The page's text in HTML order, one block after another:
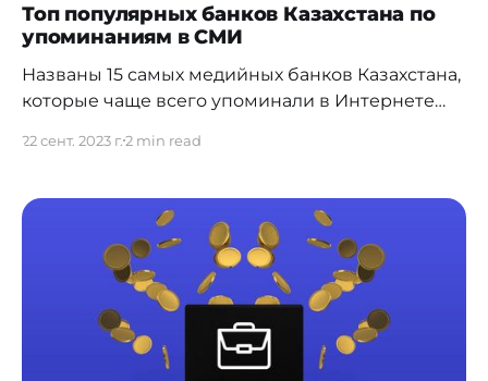
Топ популярных банков Казахстана по
упоминаниям в СМИ
Названы 15 самых медийных банков Казахстана,
которые чаще всего упоминали в Интернете
Bank, Отбасы банк и Kaspi Bank. Совокупный
миллионов. Специалисты PR-агентства
ITCOMMS [https://www.itcomms.io/] с помощью
системы мониторинга СМИ и соцсетей Alem
Research [https:
22 сент. 2023 г.2 min read